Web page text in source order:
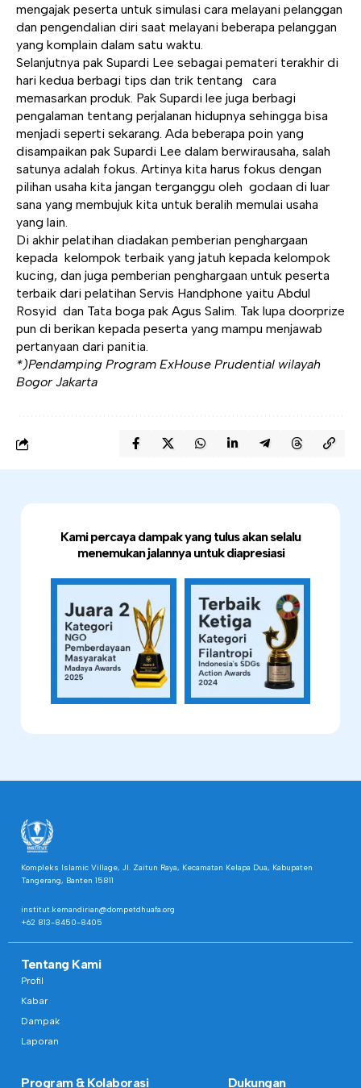
mengajak peserta untuk simulasi cara melayani pelanggan
dan pengendalian diri saat melayani beberapa pelanggan
yang komplain dalam satu waktu.
Selanjutnya pak Supardi Lee sebagai pemateri terakhir di
hari kedua berbagi tips dan trik tentang cara
memasarkan produk. Pak Supardi lee juga berbagi
pengalaman tentang perjalanan hidupnya sehingga bisa
menjadi seperti sekarang. Ada beberapa poin yang
disampaikan pak Supardi Lee dalam berwirausaha, salah
satunya adalah fokus. Artinya kita harus fokus dengan
pilihan usaha kita jangan terganggu oleh godaan di luar
sana yang membujuk kita untuk beralih memulai usaha
yang lain.
Di akhir pelatihan diadakan pemberian penghargaan
kepada kelompok terbaik yang jatuh kepada kelompok
kucing, dan juga pemberian penghargaan untuk peserta
terbaik dari pelatihan Servis Handphone yaitu Abdul
Rosyid dan Tata boga pak Agus Salim. Tak lupa doorprize
pun di berikan kepada peserta yang mampu menjawab
pertanyaan dari panitia.
*)Pendamping Program ExHouse Prudential wilayah
Bogor Jakarta
Kami percaya dampak yang tulus akan selalu
menemukan jalannya untuk diapresiasi
Kompleks Islamic Village, Jl. Zaitun Raya, Kecamatan Kelapa Dua, Kabupaten
Tangerang, Banten 15811
institut.kemandirian@dompetdhuafa.org
+62 813-8450-8405
Tentang Kami
Profil
Kabar
Dampak
Laporan
Program & Kolaborasi Dukungan